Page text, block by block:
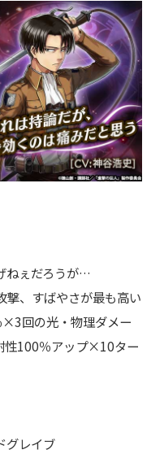
ねぇだろうが…
撃、すばやさが最も高い
回の光・物理ダメー
性100％アップ×10ター
グレイブ